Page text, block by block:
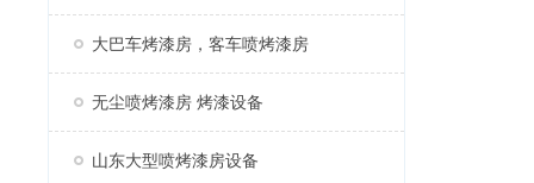
大巴车烤漆房，客车喷烤漆房
无尘喷烤漆房 烤漆设备
山东大型喷烤漆房设备